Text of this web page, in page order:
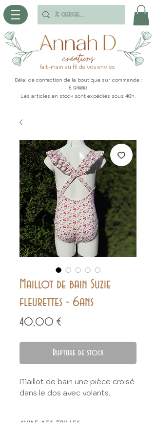
fait-main au fil de vos envies
Délai de confection de la boutique sur commande :
6 semaines
Les articles en stock sont expédiés sous 48h.
Maillot de bain Suzie
fleurettes - 6ans
40,00 €Prix
Rupture de stock
Maillot de bain une pièce croisé
dans le dos avec volants.
GUIDE DES TAILLES